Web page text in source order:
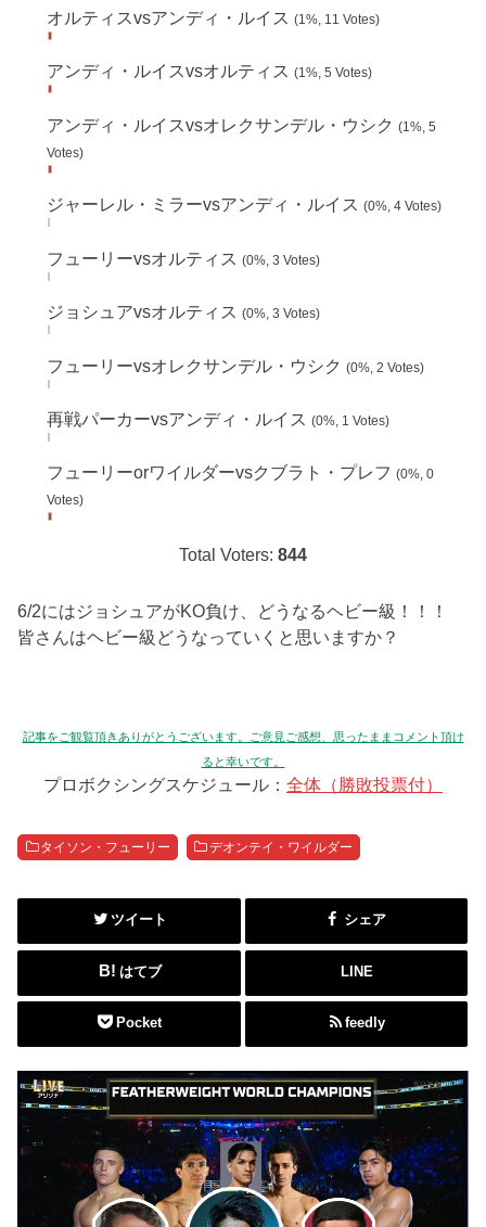
オルティスvsアンディ・ルイス (1%, 11 Votes)
アンディ・ルイスvsオルティス (1%, 5 Votes)
アンディ・ルイスvsオレクサンデル・ウシク (1%, 5
Votes)
ジャーレル・ミラーvsアンディ・ルイス (0%, 4 Votes)
フューリーvsオルティス (0%, 3 Votes)
ジョシュアvsオルティス (0%, 3 Votes)
フューリーvsオレクサンデル・ウシク (0%, 2 Votes)
再戦パーカーvsアンディ・ルイス (0%, 1 Votes)
フューリーorワイルダーvsクブラト・プレフ (0%, 0
Votes)
Total Voters: 844
6/2にはジョシュアがKO負け、どうなるヘビー級！！！
皆さんはヘビー級どうなっていくと思いますか？
記事をご観覧頂きありがとうございます。ご意見ご感想、思ったままコメント頂け
ると幸いです。
プロボクシングスケジュール： 全体（勝敗投票付）
タイソン・フューリー デオンテイ・ワイルダー
ツイート シェア
はてブ LINE
Pocket feedly